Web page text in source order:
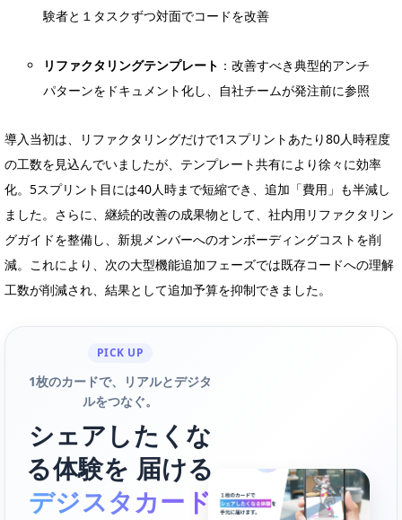
験者と１タスクずつ対面でコードを改善
リファクタリングテンプレート ：改善すべき典型的アンチ
パターンをドキュメント化し、自社チームが発注前に参照
導入当初は、リファクタリングだけで1スプリントあたり80人時程度
の工数を見込んでいましたが、テンプレート共有により徐々に効率
化。5スプリント目には40人時まで短縮でき、追加「費用」も半減し
ました。さらに、継続的改善の成果物として、社内用リファクタリン
グガイドを整備し、新規メンバーへのオンボーディングコストを削
減。これにより、次の大型機能追加フェーズでは既存コードへの理解
工数が削減され、結果として追加予算を抑制できました。
PICK UP
1枚のカードで、リアルとデジタ
ルをつなぐ。
シェアしたくな
る体験を 届ける
デジスタカード